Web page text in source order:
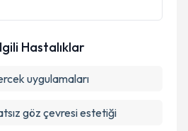
kabul ediyorum.
Talebini Gönder
Hastalıklar
uygulamaları
göz çevresi estetiği